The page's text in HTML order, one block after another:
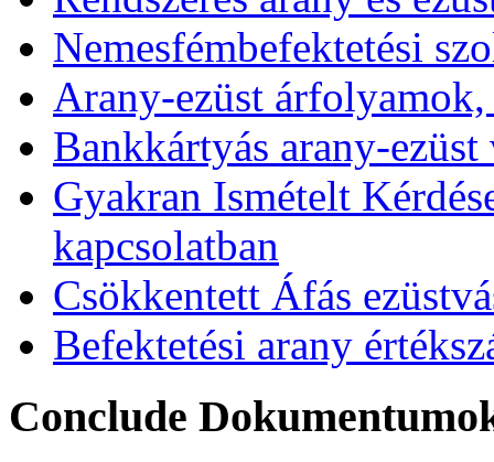
Nemesfémbefektetési
Arany-ezüst
Bankkártyás arany-
Gyakran Ismételt
kapcsolatban
Csökkentett Áfás
Befektetési arany
Conclude